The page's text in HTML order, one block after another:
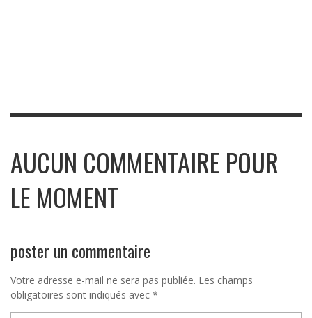
AUCUN COMMENTAIRE POUR
LE MOMENT
poster un commentaire
Votre adresse e-mail ne sera pas publiée. Les champs
obligatoires sont indiqués avec *